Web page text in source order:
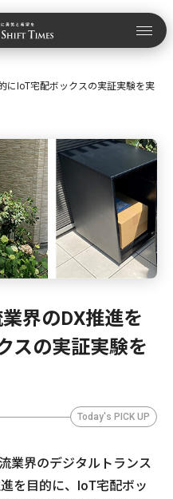
にIoT宅配ボックスの実証実験を実
界のDX推進を
スの実証実験を
Today's PICK UP
業界のデジタルトランス
を目的に、IoT宅配ボッ